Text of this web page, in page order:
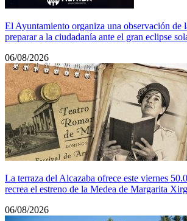
El Ayuntamiento organiza una observación de
preparar a la ciudadanía ante el gran eclipse
06/08/2026
La terraza del Alcazaba ofrece este viernes
recrea el estreno de la Medea de Margarita
06/08/2026